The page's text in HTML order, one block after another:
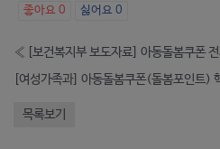
좋아요 0 싫어요 0
«
[여성가족과] 아동돌봄쿠폰(돌봄포인트)
목록보기